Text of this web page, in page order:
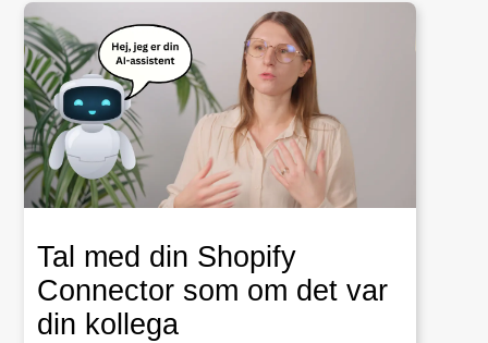
Tal med din Shopify
Connector som om det var
din kollega